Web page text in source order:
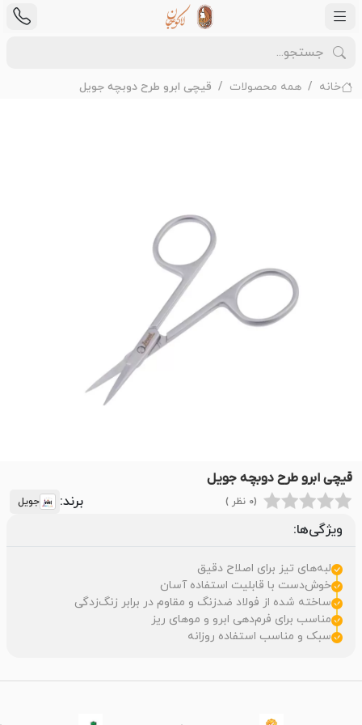
خانه همه محصولات قیچی ابرو طرح دوبچه جویل
قیچی ابرو طرح دوبچه جویل
(0 نظر ) برند: جویل
ویژگی‌ها:
لبه‌های تیز برای اصلاح دقیق
خوش‌دست با قابلیت استفاده آسان
ساخته شده از فولاد ضدزنگ و مقاوم در برابر زنگ‌زدگی
مناسب برای فرم‌دهی ابرو و موهای ریز
سبک و مناسب استفاده‌ روزانه